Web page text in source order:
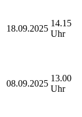
18.09.2025
14.15
Uhr
08.09.2025
13.00
Uhr